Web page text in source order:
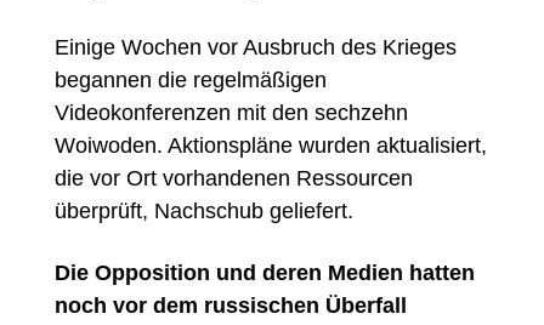
Einige Wochen vor Ausbruch des Krieges
begannen die regelmäßigen
Videokonferenzen mit den sechzehn
Woiwoden. Aktionspläne wurden aktualisiert,
die vor Ort vorhandenen Ressourcen
überprüft, Nachschub geliefert.
Die Opposition und deren Medien hatten
noch vor dem russischen Ü berfall